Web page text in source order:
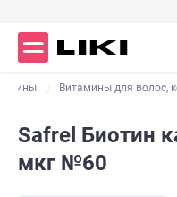
Витамины для волос,
Safrel Биотин
мкг №60